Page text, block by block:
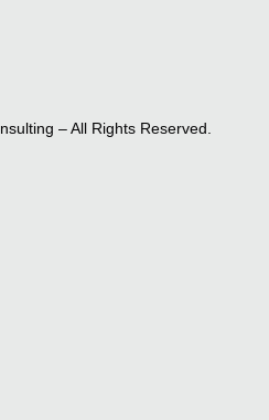
– All Rights Reserved.